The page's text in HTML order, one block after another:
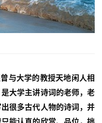
大学的教授天地闲人相
大学主讲诗词的老师，老
很多古代人物的诗词，并